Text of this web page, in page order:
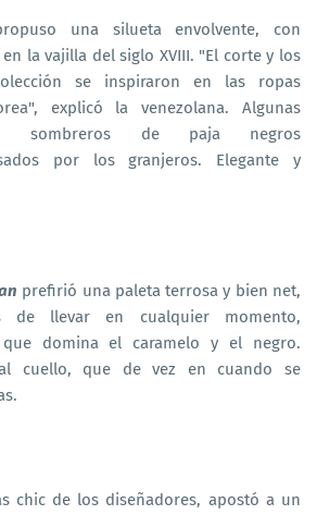
una silueta envolvente, con
la vajilla del siglo XVIII. "El corte y los
se inspiraron en las ropas
explicó la venezolana. Algunas
sombreros de paja negros
por los granjeros. Elegante y
prefirió una paleta terrosa y bien net,
de llevar en cualquier momento,
domina el caramelo y el negro.
al cuello, que de vez en cuando se
chic de los diseñadores, apostó a un